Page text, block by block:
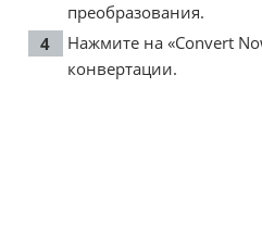
преобразования.
Нажмите на «Convert
конвертации.